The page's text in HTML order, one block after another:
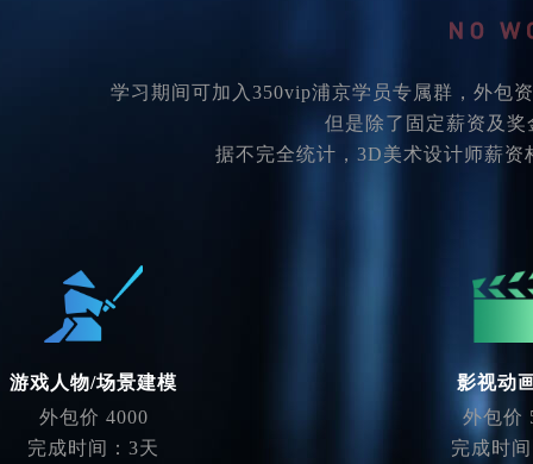
学习期间可加入350vip浦京学员专属群，外包
但是除了固定薪资及
据不完全统计，3D美术设计师薪
游戏人物/场景建模
外包价 4000
完成时间：3天
影视动
外包价
完成时